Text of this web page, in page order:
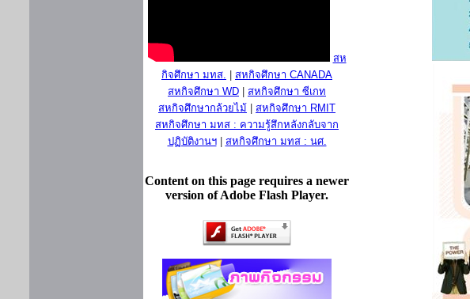
สห
กิจศึกษา มทส.
สหกิจศึกษา CANADA
สหกิจศึกษา WD
สหกิจศึกษา ซีเกท
สหกิจศึกษากล้วยไม้
สหกิจศึกษา RMIT
สหกิจศึกษา มทส : ความรู้สึกหลังกลับจาก
ปฏิบัติงานฯ| สหกิจศึกษา มทส : นศ.
Content on this page requires a newer
version of Adobe Flash Player.